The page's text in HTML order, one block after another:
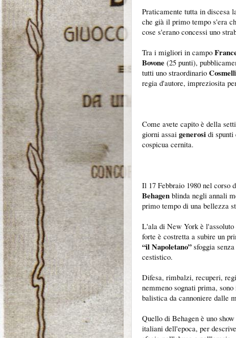
Praticamente tutta in discesa
che già il primo tempo s'era
cose s'erano concessi uno
Tra i migliori in campo
Bovone (25 punti),
tutti uno straordinario
regia d'autore, impreziosita
Come avete capito è della
giorni assai generosi di spunti
cospicua cernita.
Il 17 Febbraio 1980 nel corso
Behagen blinda negli annali
primo tempo di una bellezza
L'ala di New York è l'assoluto
forte è costretta a subire un
“il Napoletano” sfoggia
cestistico.
Difesa, rimbalzi, recuperi,
nemmeno sognati prima,
balistica da cannoniere dalle
Quello di Behagen è uno
italiani dell'epoca, per